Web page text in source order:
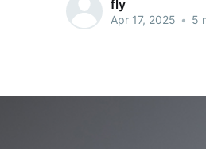
fly
Apr 17, 2025 • 5